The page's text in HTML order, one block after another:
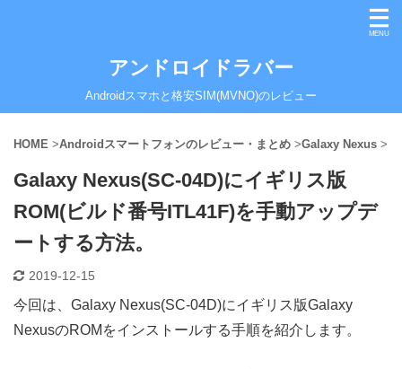
アンドロイドラバー
Androidスマホと格安SIM(MVNO)のレビュー
HOME >Androidスマートフォンのレビュー・まとめ >Galaxy Nexus >
Galaxy Nexus(SC-04D)にイギリス版
ROM(ビルド番号ITL41F)を手動アップデ
ートする方法。
2019-12-15
今回は、Galaxy Nexus(SC-04D)にイギリス版Galaxy
NexusのROMをインストールする手順を紹介します。